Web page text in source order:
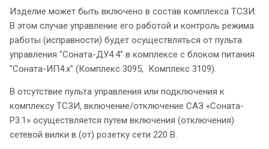
Изделие может быть включено в состав комплекса ТСЗИ.
В этом случае управление его работой и контроль режима
работы (исправности) будет осуществляться от пульта
управления "Соната-ДУ4.4" в комплексе с блоком питания
"Соната-ИП4.х" (Комплекс 3095, Комплекс 3109).
В отсутствие пульта управления или подключения к
комплексу ТСЗИ, включение/отключение САЗ «Соната-
Р3.1» осуществляется путем включения (отключения)
сетевой вилки в (от) розетку сети 220 В.